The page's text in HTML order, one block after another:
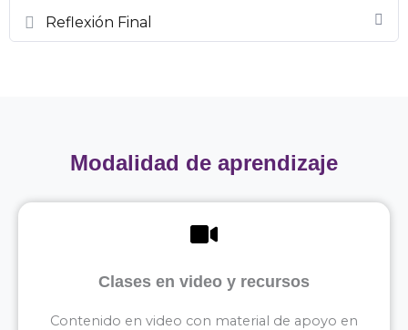
Reflexión Final
Modalidad de aprendizaje
Clases en video y recursos
Contenido en video con material de apoyo en